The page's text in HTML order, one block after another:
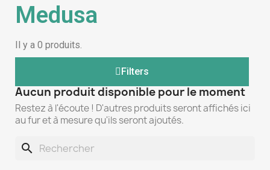
Medusa
Il y a 0 produits.
Filters
Aucun produit disponible pour le moment
Restez à l'écoute ! D'autres produits seront affichés ici
au fur et à mesure qu'ils seront ajoutés.
search